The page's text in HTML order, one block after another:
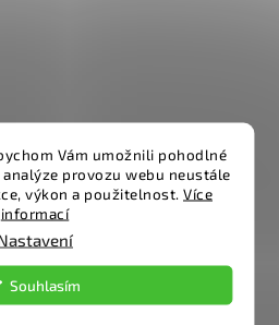
Vám umožnili pohodlné
provozu webu neustále
výkon a použitelnost. Více
informací
Souhlasím